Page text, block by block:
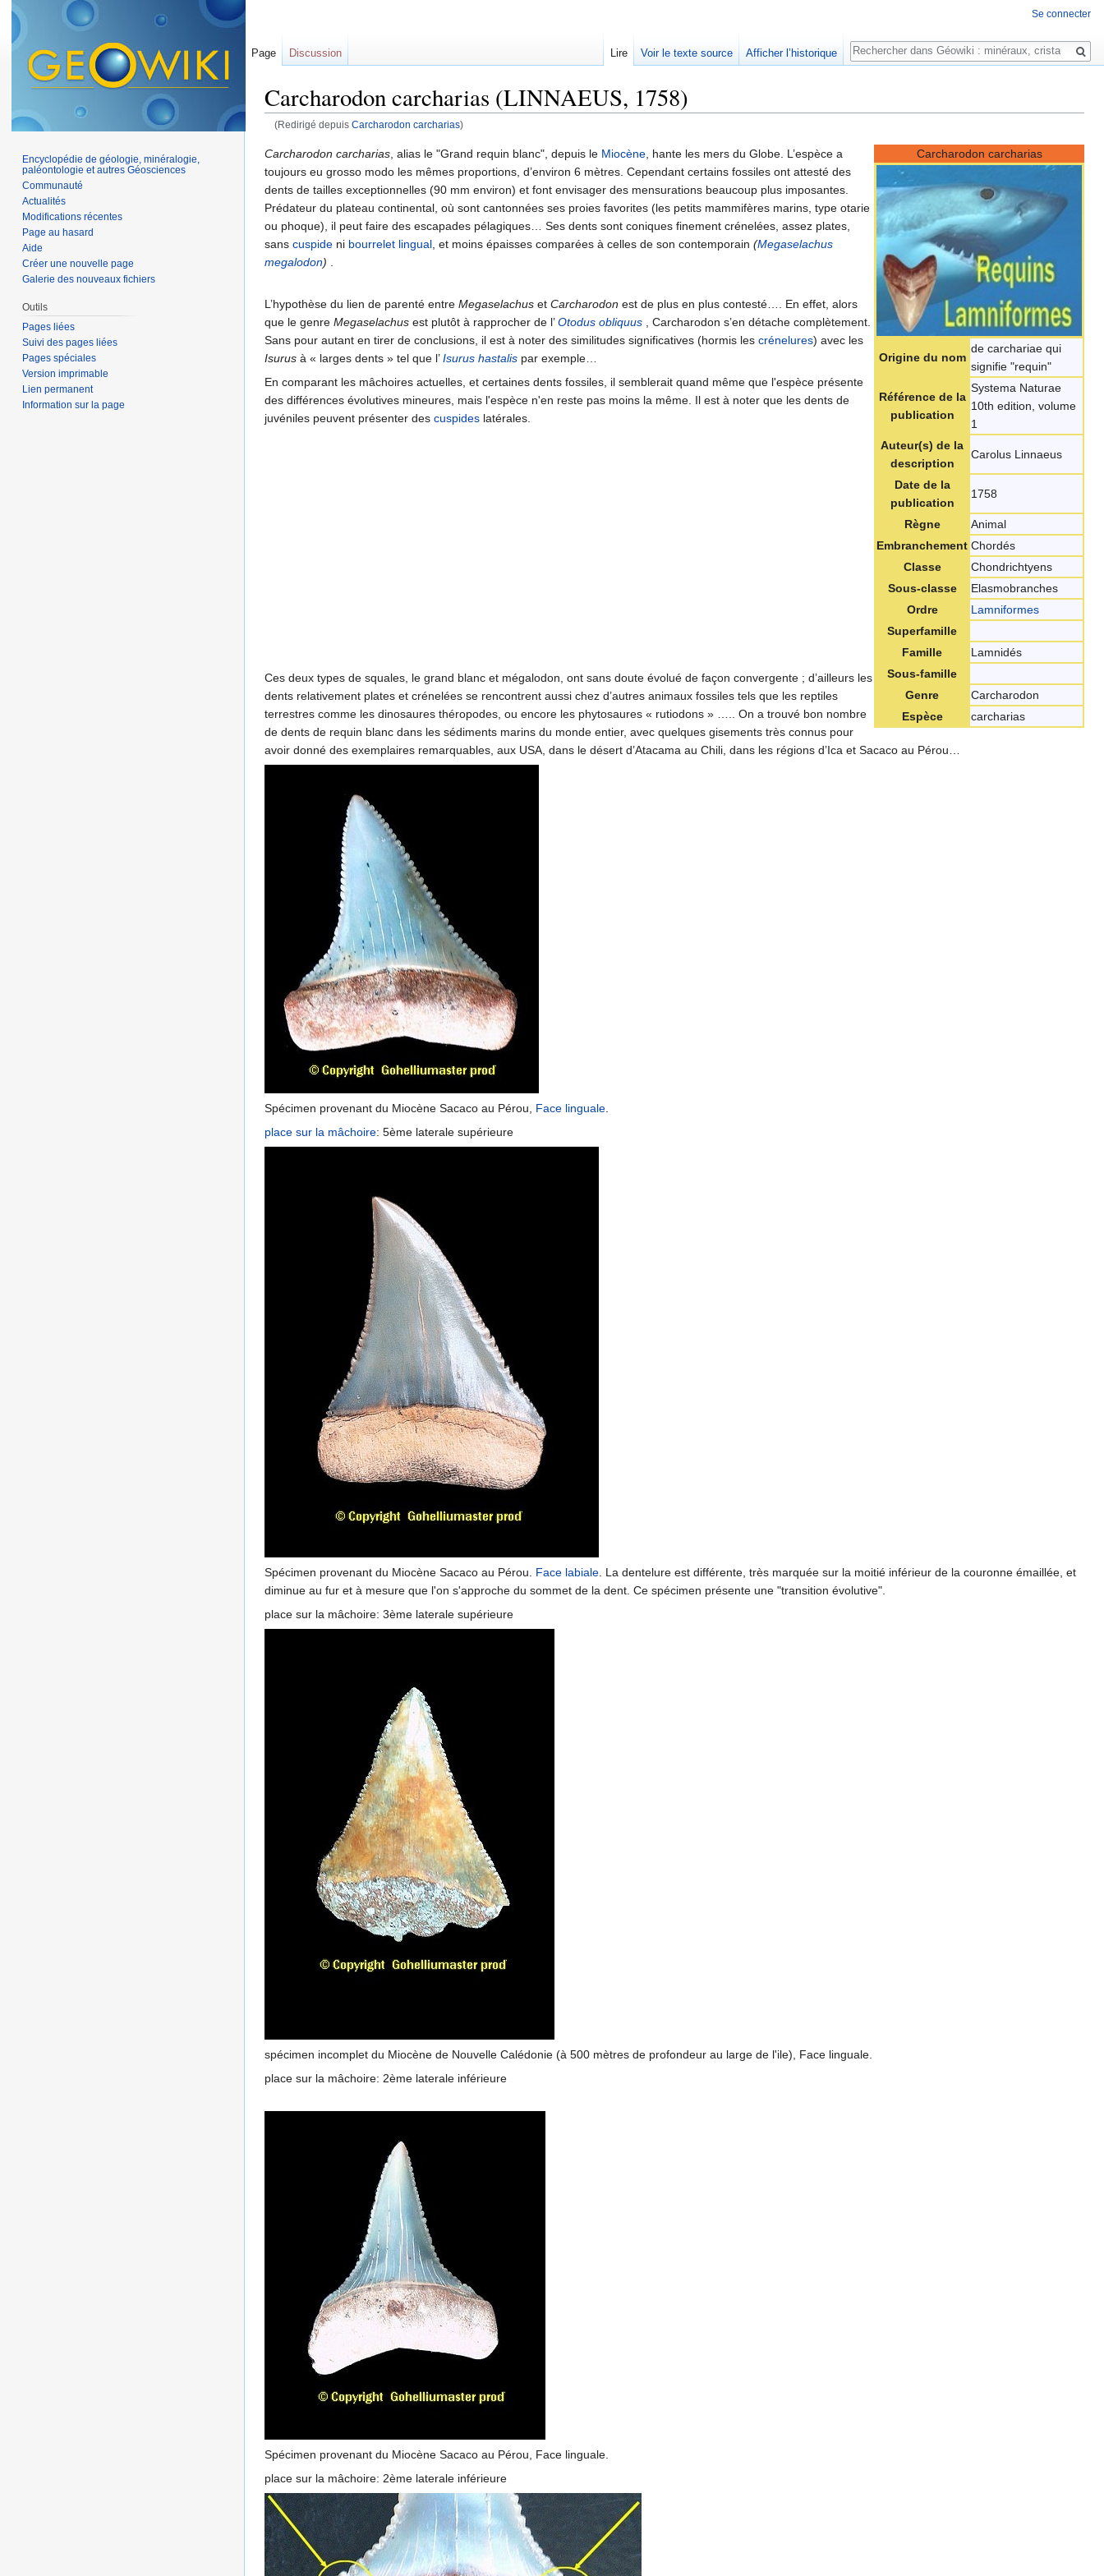
Carcharodon carcharias (LINNAEUS, 1758)
(Redirigé depuis Carcharodon carcharias)
Carcharodon carcharias
Origine du nom
de carchariae qui
signifie "requin"
Référence de la
publication
Systema Naturae
10th edition, volume
1
Auteur(s) de la
description
Carolus Linnaeus
Date de la
publication
1758
Règne
Animal
Embranchement Chordés
Classe
Chondrichtyens
Sous-classe
Elasmobranches
Ordre
Lamniformes
Superfamille
Famille
Lamnidés
Sous-famille
Genre
Carcharodon
Espèce
carcharias
Carcharodon carcharias , alias le "Grand requin blanc", depuis le Miocène , hante les mers du Globe. L’espèce a
toujours eu grosso modo les mêmes proportions, d’environ 6 mètres. Cependant certains fossiles ont attesté des
dents de tailles exceptionnelles (90 mm environ) et font envisager des mensurations beaucoup plus imposantes.
Prédateur du plateau continental, où sont cantonnées ses proies favorites (les petits mammifères marins, type otarie
ou phoque), il peut faire des escapades pélagiques… Ses dents sont coniques finement crénelées, assez plates,
sans cuspide ni bourrelet lingual , et moins épaisses comparées à celles de son contemporain (Megaselachus
megalodon)
L’hypothèse du lien de parenté entre Megaselachus et Carcharodon est de plus en plus contesté…. En effet, alors
que le genre Megaselachus est plutôt à rapprocher de l’Otodus obliquus , Carcharodon s’en détache complètement.
Sans pour autant en tirer de conclusions, il est à noter des similitudes significatives (hormis les crénelures) avec les
Isurus à « larges dents » tel que l’Isurus hastalis par exemple…
En comparant les mâchoires actuelles, et certaines dents fossiles, il semblerait quand même que l'espèce présente
des différences évolutives mineures, mais l'espèce n'en reste pas moins la même. Il est à noter que les dents de
juvéniles peuvent présenter des cuspides latérales.
Ces deux types de squales, le grand blanc et mégalodon, ont sans doute évolué de façon convergente ; d’ailleurs les
dents relativement plates et crénelées se rencontrent aussi chez d’autres animaux fossiles tels que les reptiles
terrestres comme les dinosaures théropodes, ou encore les phytosaures « rutiodons » ….. On a trouvé bon nombre
de dents de requin blanc dans les sédiments marins du monde entier, avec quelques gisements très connus pour
avoir donné des exemplaires remarquables, aux USA, dans le désert d’Atacama au Chili, dans les régions d’Ica et Sacaco au Pérou…
Spécimen provenant du Miocène Sacaco au Pérou, Face linguale
place sur la mâchoire: 5ème laterale supérieure
Spécimen provenant du Miocène Sacaco au Pérou. Face labiale . La dentelure est différente, très marquée sur la moitié inférieur de la couronne émaillée, et
diminue au fur et à mesure que l'on s'approche du sommet de la dent. Ce spécimen présente une "transition évolutive".
place sur la mâchoire: 3ème laterale supérieure
spécimen incomplet du Miocène de Nouvelle Calédonie (à 500 mètres de profondeur au large de l'ile), Face linguale.
place sur la mâchoire: 2ème laterale inférieure
Spécimen provenant du Miocène Sacaco au Pérou, Face linguale.
place sur la mâchoire: 2ème laterale inférieure
Se connecter
Page Discussion Lire Voir le texte source Afficher l’historique
Rechercher
Encyclopédie de géologie, minéralogie,
paléontologie et autres Géosciences
Communauté
Actualités
Modifications récentes
Page au hasard
Aide
Créer une nouvelle page
Galerie des nouveaux fichiers
Outils
Pages liées
Suivi des pages liées
Pages spéciales
Version imprimable
Lien permanent
Information sur la page